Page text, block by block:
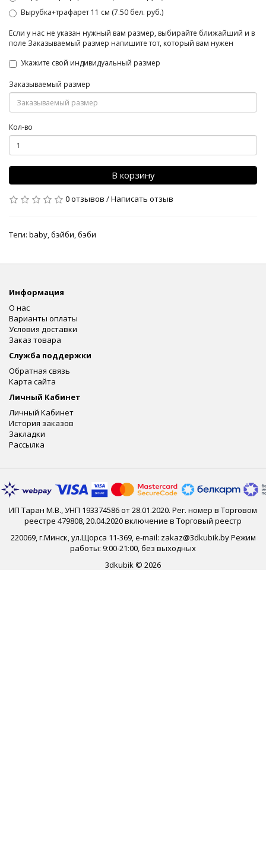
Вырубка+трафарет 11 см (7.50 бел. руб.)
Если у нас не указан нужный вам размер, выбирайте ближайший и в
поле Заказываемый размер напишите тот, который вам нужен
Укажите свой индивидуальный размер
Заказываемый размер
Кол-во
В корзину
0 отзывов /Написать отзыв
Теги: baby бэйби бэби
Информация
О нас
Варианты оплаты
Условия доставки
Заказ товара
Служба поддержки
Обратная связь
Карта сайта
Личный Кабинет
Личный Кабинет
История заказов
Закладки
Рассылка
ИП Таран М.В., УНП 193374586 от 28.01.2020. Рег. номер в Торговом
реестре 479808, 20.04.2020 включение в Торговый реестр
220069, г.Минск, ул.Щорса 11-369, e-mail: zakaz@3dkubik.by Режим
работы: 9:00-21:00, без выходных
3dkubik © 2026